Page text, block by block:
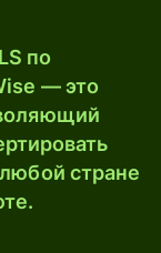
по
— это
стране